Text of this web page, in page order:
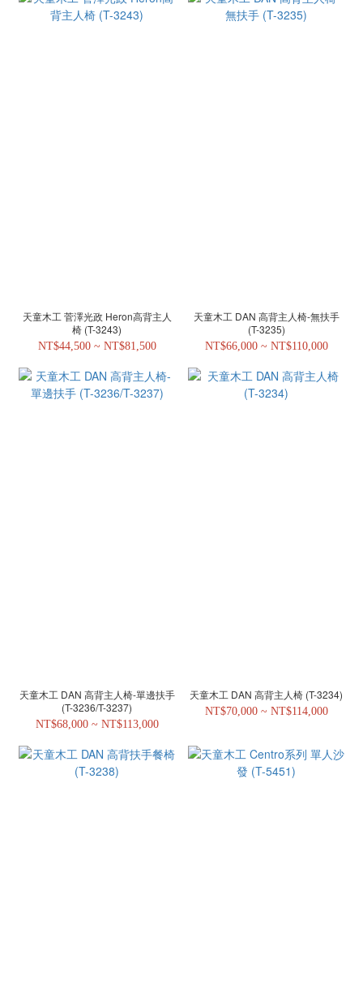
天童木工 菅澤光政 Heron高背主人
椅 (T-3243)
NT$44,500 ~ NT$81,500
天童木工 DAN 高背主人椅-無扶手
(T-3235)
NT$66,000 ~ NT$110,000
天童木工 DAN 高背主人椅-單邊扶手
(T-3236/T-3237)
NT$68,000 ~ NT$113,000
天童木工 DAN 高背主人椅 (T-3234)
NT$70,000 ~ NT$114,000